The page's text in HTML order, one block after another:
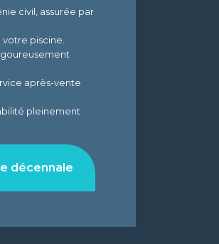
civil, assurée par
piscine.
après-vente
pleinement
décennale